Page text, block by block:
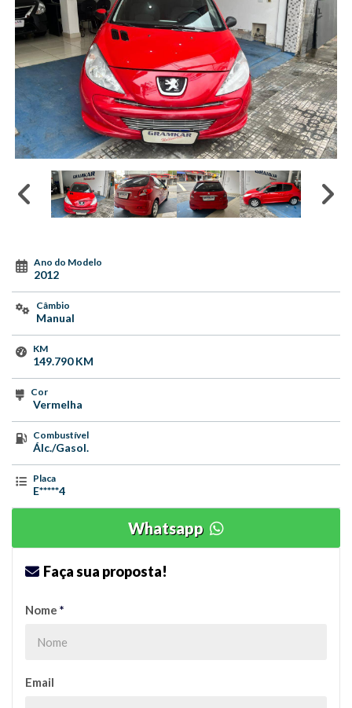
Ano do Modelo
2012
Câmbio
Manual
KM
149.790 KM
Cor
Vermelha
Combustível
Álc./Gasol.
Placa
E*****4
Whatsapp
Faça sua proposta!
Nome *
Email